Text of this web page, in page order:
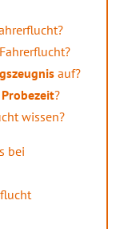
auf?
Probezeit?
wissen?
bei